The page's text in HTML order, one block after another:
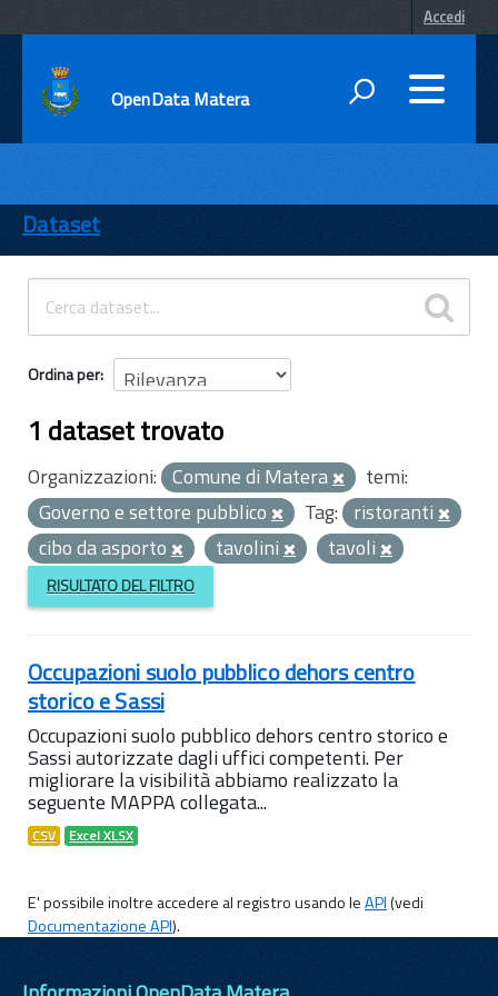
Accedi
OpenData Matera
ENTI
TEMI
INFORMAZIONI
Dataset
Ordina per
1 dataset trovato
Organizzazioni: Comune di Matera
temi:
Governo e settore pubblico
Tag: ristoranti
cibo da asporto
tavolini tavoli
RISULTATO DEL FILTRO
Occupazioni suolo pubblico dehors centro
storico e Sassi
Occupazioni suolo pubblico dehors centro storico e
Sassi autorizzate dagli uffici competenti. Per
migliorare la visibilità abbiamo realizzato la
seguente MAPPA collegata...
CSV Excel XLSX
E' possibile inoltre accedere al registro usando leAPI(vedi
Documentazione API).